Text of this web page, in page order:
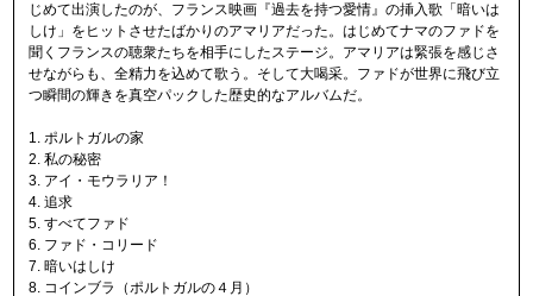
じめて出演したのが、フランス映画『過去を持つ愛情』の挿入歌「暗いは
しけ」をヒットさせたばかりのアマリアだった。はじめてナマのファドを
聞くフランスの聴衆たちを相手にしたステージ。アマリアは緊張を感じさ
せながらも、全精力を込めて歌う。そして大喝采。ファドが世界に飛び立
つ瞬間の輝きを真空パックした歴史的なアルバムだ。
1. ポルトガルの家
2. 私の秘密
3. アイ・モウラリア！
4. 追求
5. すべてファド
6. ファド・コリード
7. 暗いはしけ
8. コインブラ（ポルトガルの４月）